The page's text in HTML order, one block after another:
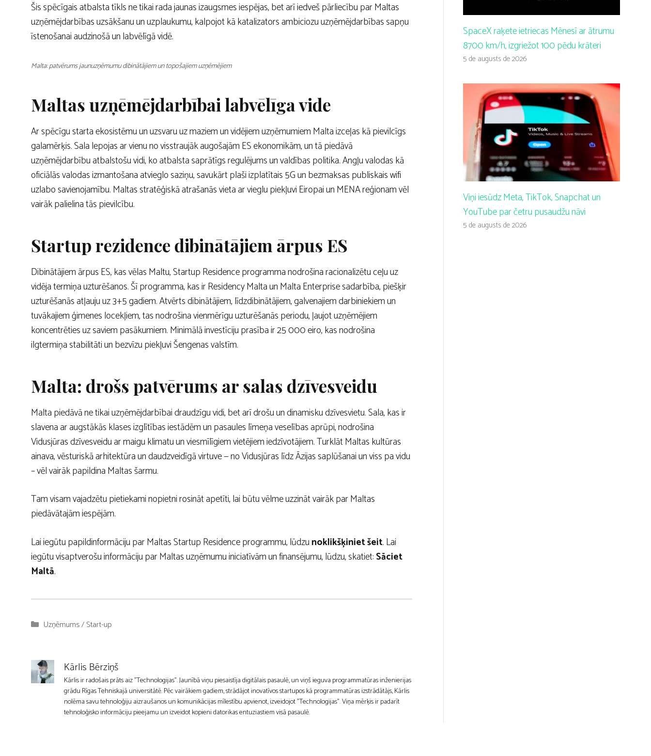
Šis spēcīgais atbalsta tīkls ne tikai rada jaunas izaugsmes iespējas, bet arī iedveš pārliecību par Maltas
uzņēmējdarbības uzsākšanu un uzplaukumu, kalpojot kā katalizators ambiciozu uzņēmējdarbības sapņu
īstenošanai audzinošā un labvēlīgā vidē.
Malta: patvērums jaunuzņēmumu dibinātājiem un topošajiem uzņēmējiem
Maltas uzņēmējdarbībai labvēlīga vide
Ar spēcīgu starta ekosistēmu un uzsvaru uz maziem un vidējiem uzņēmumiem Malta izceļas kā pievilcīgs
galamērķis. Sala lepojas ar vienu no visstraujāk augošajām ES ekonomikām, un tā piedāvā
uzņēmējdarbību atbalstošu vidi, ko atbalsta saprātīgs regulējums un valdības politika. Angļu valodas kā
oficiālās valodas izmantošana atvieglo saziņu, savukārt plaši izplatītais 5G un bezmaksas publiskais wifi
uzlabo savienojamību. Maltas stratēģiskā atrašanās vieta ar vieglu piekļuvi Eiropai un MENA reģionam vēl
vairāk palielina tās pievilcību.
Startup rezidence dibinātājiem ārpus ES
Dibinātājiem ārpus ES, kas vēlas Maltu, Startup Residence programma nodrošina racionalizētu ceļu uz
vidēja termiņa uzturēšanos. Šī programma, kas ir Residency Malta un Malta Enterprise sadarbība, piešķir
uzturēšanās atļauju uz 3+5 gadiem. Atvērts dibinātājiem, līdzdibinātājiem, galvenajiem darbiniekiem un
tuvākajiem ģimenes locekļiem, tas nodrošina vienmērīgu uzturēšanās periodu, ļaujot uzņēmējiem
koncentrēties uz saviem pasākumiem. Minimālā investīciju prasība ir 25 000 eiro, kas nodrošina
ilgtermiņa stabilitāti un bezvīzu piekļuvi Šengenas valstīm.
Malta: drošs patvērums ar salas dzīvesveidu
Malta piedāvā ne tikai uzņēmējdarbībai draudzīgu vidi, bet arī drošu un dinamisku dzīvesvietu. Sala, kas ir
slavena ar augstākās klases izglītības iestādēm un pasaules līmeņa veselības aprūpi, nodrošina
Vidusjūras dzīvesveidu ar maigu klimatu un viesmīlīgiem vietējiem iedzīvotājiem. Turklāt Maltas kultūras
ainava, vēsturiskā arhitektūra un daudzveidīgā virtuve — no Vidusjūras līdz Āzijas saplūšanai un viss pa vidu
– vēl vairāk papildina Maltas šarmu.
Tam visam vajadzētu pietiekami nopietni rosināt apetīti, lai būtu vēlme uzzināt vairāk par Maltas
piedāvātajām iespējām.
Lai iegūtu papildinformāciju par Maltas Startup Residence programmu, lūdzunoklikšķiniet šeit. Lai
iegūtu visaptverošu informāciju par Maltas uzņēmumu iniciatīvām un finansējumu, lūdzu, skatiet:Sāciet
Maltā.
Kategorijas
Uzņēmums / Start-up
Kārlis Bērziņš
Kārlis ir radošais prāts aiz "Technologijas". Jaunībā viņu piesaistīja digitālais pasaulē, un viņš ieguva programmatūras inženierijas
grādu Rīgas Tehniskajā universitātē. Pēc vairākiem gadiem, strādājot inovatīvos startupos kā programmatūras izstrādātājs, Kārlis
nolēma savu tehnoloģiju aizraušanos un komunikācijas mīlestību apvienot, izveidojot "Technologijas". Viņa mērķis ir padarīt
tehnoloģisko informāciju pieejamu un izveidot kopieni datorikas entuziastiem visā pasaulē.
SpaceX raķete ietriecas Mēnesī ar ātrumu
8700 km/h, izgriežot 100 pēdu krāteri
5 de augusts de 2026
Viņi iesūdz Meta, TikTok, Snapchat un
YouTube par četru pusaudžu nāvi
5 de augusts de 2026